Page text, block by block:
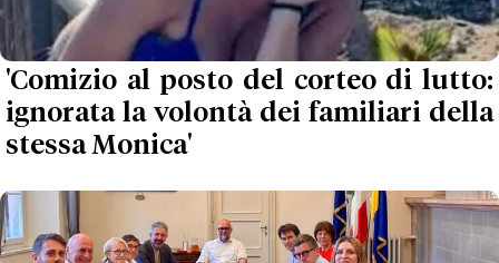
'Comizio al posto del corteo di lutto:
ignorata la volontà dei familiari della
stessa Monica'